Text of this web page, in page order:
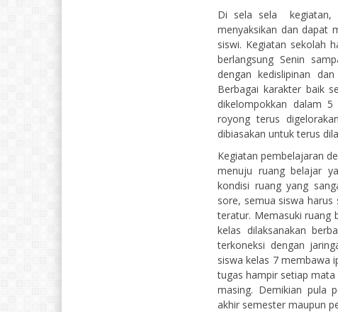
Di sela sela kegiatan,
menyaksikan dan dapat
siswi. Kegiatan sekolah
berlangsung Senin
dengan kedislipinan
Berbagai karakter baik
dikelompokkan dalam
royong terus
dibiasakan untuk terus
Kegiatan pembelajaran
menuju ruang belajar
kondisi ruang yang
sore, semua siswa
teratur. Memasuki ruang
kelas dilaksanakan
terkoneksi dengan
siswa kelas 7 membawa
tugas hampir setiap
masing. Demikian pula
akhir semester maupun